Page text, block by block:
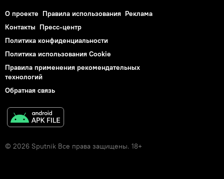
О проекте Правила использования Реклама
Контакты Пресс-центр
Политика конфиденциальности
Политика использования Cookie
Правила применения рекомендательных
технологий
Обратная связь
© 2026 Sputnik Все права защищены. 18+